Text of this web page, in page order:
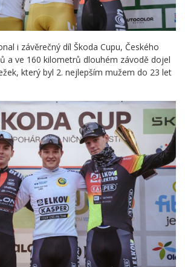
i závěrečný díl Škoda Cupu, Českého
a ve 160 kilometrů dlouhém závodě dojel
který byl 2. nejlepším mužem do 23 let